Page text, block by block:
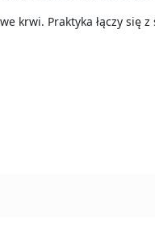
krwi. Praktyka łączy się